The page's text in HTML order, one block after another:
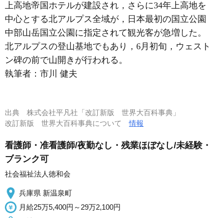
上高地帝国ホテルが建設され，さらに34年上高地を
中心とする北アルプス全域が，日本最初の国立公園
中部山岳国立公園に指定されて観光客が急増した。
北アルプスの登山基地でもあり，6月初旬，ウェスト
ン碑の前で山開きが行われる。
執筆者： 市川 健夫
出典 株式会社平凡社「改訂新版 世界大百科事典」
改訂新版 世界大百科事典について情報
看護師・准看護師/夜勤なし・残業ほぼなし/未経験・
ブランク可
社会福祉法人徳和会
兵庫県 新温泉町
月給25万5,400円～29万2,100円